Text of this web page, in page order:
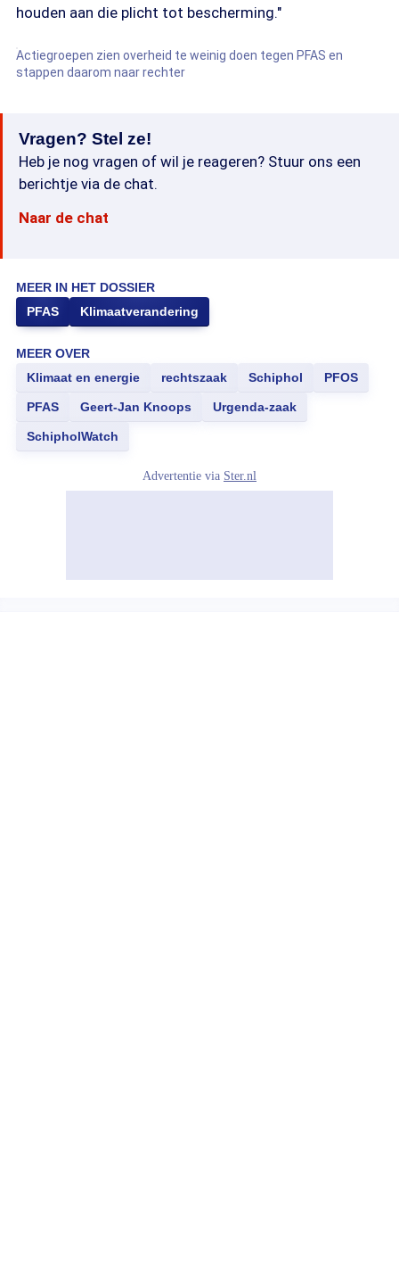
houden aan die plicht tot bescherming."
Actiegroepen zien overheid te weinig doen tegen PFAS en
stappen daarom naar rechter
Vragen? Stel ze!
Heb je nog vragen of wil je reageren? Stuur ons een
berichtje via de chat.
Naar de chat
MEER IN HET DOSSIER
PFAS
Klimaatverandering
MEER OVER
Klimaat en energie
rechtszaak Schiphol PFOS
PFAS Geert-Jan Knoops Urgenda-zaak
SchipholWatch
Advertentie via Ster.nl